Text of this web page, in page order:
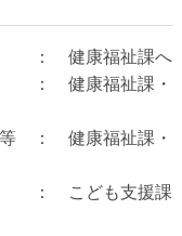
： 健康福祉課へ
： 健康福祉課・
： 健康福祉課・
こども支援課